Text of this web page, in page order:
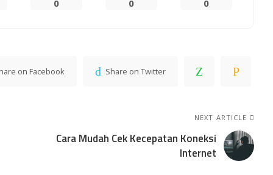
0 0 0
on Facebook Share on Twitter
NEXT ARTICLE
Cara Mudah Cek Kecepatan Koneksi
Internet